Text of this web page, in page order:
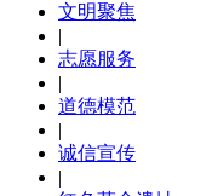
文明聚焦
|
志愿服务
|
道德模范
|
诚信宣传
|